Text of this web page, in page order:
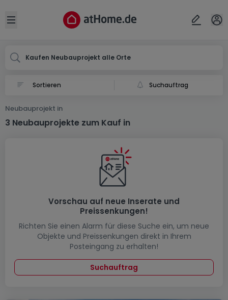
Open sidebar
Kaufen Neubauprojekt alle Orte
Suchauftrag
Neubauprojekt in
3 Neubauprojekte zum Kauf in
Vorschau auf neue Inserate und
Preissenkungen!
Richten Sie einen Alarm für diese Suche ein, um neue
Objekte und Preissenkungen direkt in Ihrem
Posteingang zu erhalten!
Suchauftrag
Ort
Abbrechen ok